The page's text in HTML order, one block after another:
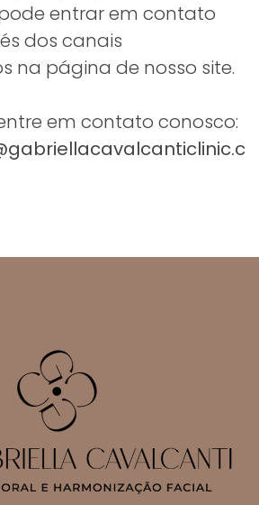
entrar em contato
dos canais
na página de nosso site.
em contato conosco: